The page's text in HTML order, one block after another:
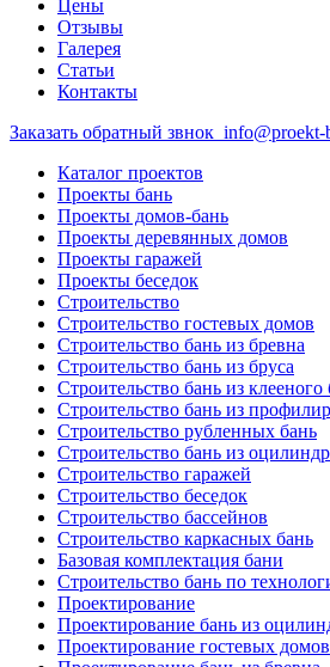
Цены
Отзывы
Галерея
Статьи
Контакты
Заказать обратный звнок info@proekt-
Каталог проектов
Проекты бань
Проекты домов-бань
Проекты деревянных домов
Проекты гаражей
Проекты беседок
Строительство
Строительство гостевых домов
Строительство бань из бревна
Строительство бань из бруса
Строительство бань из клееного
Строительство бань из
Строительство рубленных бань
Строительство бань из
Строительство гаражей
Строительство беседок
Строительство бассейнов
Строительство каркасных бань
Базовая комплектация бани
Строительство бань по
Проектирование
Проектирование бань из
Проектирование гостевых домов